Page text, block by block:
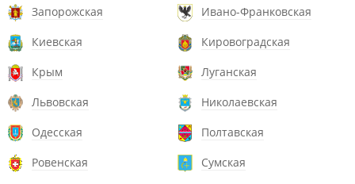
Запорожская
Ивано-Франковская
Киевская
Кировоградская
Крым
Луганская
Львовская
Николаевская
Одесская
Полтавская
Ровенская
Сумская